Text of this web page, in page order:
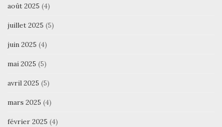
août 2025 (4)
juillet 2025 (5)
juin 2025 (4)
mai 2025 (5)
avril 2025 (5)
mars 2025 (4)
février 2025 (4)